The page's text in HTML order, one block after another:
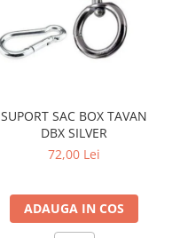
SUPORT SAC BOX TAVAN
DBX SILVER
72,00 Lei
ADAUGA IN COS